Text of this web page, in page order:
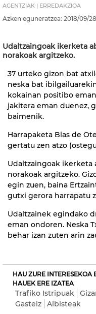
AGENTZIAK | ERREDAKZIOA
Azken eguneratzea: 2018/09/28
Udaltzaingoak ikerketa
norakoak argitzeko.
37 urteko gizon bat
neska bat
kokainan positibo
jakitera eman duenez,
baimenik.
Harrapaketa Blas de
gertatu zen atzo
Udaltzaingoak
norakoak argitzeko.
egin zuen, baina
gutxi gerora harrapatu
Udaltzainek egindako
eman ondoren. Neska
behar izan zuten arin
HAU ZURE INTERESEKOA
HAUEK ERE IZATEA
Trafiko Istripuak
Gasteiz
Albisteak